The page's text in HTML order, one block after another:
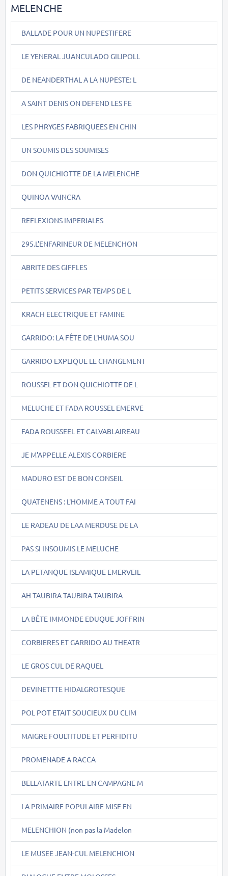
MELENCHE
BALLADE POUR UN NUPESTIFERE
LE YENERAL JUANCULADO GILIPOLL
DE NEANDERTHAL A LA NUPESTE: L
A SAINT DENIS ON DEFEND LES FE
LES PHRYGES FABRIQUEES EN CHIN
UN SOUMIS DES SOUMISES
DON QUICHIOTTE DE LA MELENCHE
QUINOA VAINCRA
REFLEXIONS IMPERIALES
295.L'ENFARINEUR DE MELENCHON
ABRITE DES GIFFLES
PETITS SERVICES PAR TEMPS DE L
KRACH ELECTRIQUE ET FAMINE
GARRIDO: LA FÊTE DE L'HUMA SOU
GARRIDO EXPLIQUE LE CHANGEMENT
ROUSSEL ET DON QUICHIOTTE DE L
MELUCHE ET FADA ROUSSEL EMERVE
FADA ROUSSEEL ET CALVABLAIREAU
JE M'APPELLE ALEXIS CORBIERE
MADURO EST DE BON CONSEIL
QUATENENS : L'HOMME A TOUT FAI
LE RADEAU DE LAA MERDUSE DE LA
PAS SI INSOUMIS LE MELUCHE
LA PETANQUE ISLAMIQUE EMERVEIL
AH TAUBIRA TAUBIRA TAUBIRA
LA BÊTE IMMONDE EDUQUE JOFFRIN
CORBIERES ET GARRIDO AU THEATR
LE GROS CUL DE RAQUEL
DEVINETTTE HIDALGROTESQUE
POL POT ETAIT SOUCIEUX DU CLIM
MAIGRE FOULTITUDE ET PERFIDITU
PROMENADE A RACCA
BELLATARTE ENTRE EN CAMPAGNE M
LA PRIMAIRE POPULAIRE MISE EN
MELENCHION (non pas la Madelon
LE MUSEE JEAN-CUL MELENCHION